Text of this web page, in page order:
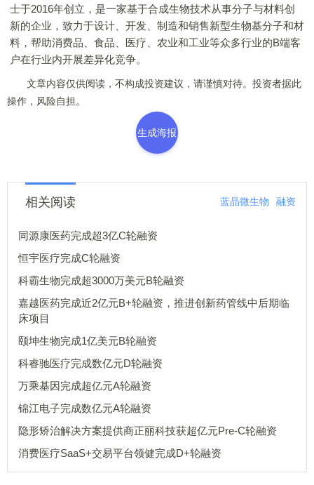
士于2016年创立，是一家基于合成生物技术从事分子与材料创
新的企业，致力于设计、开发、制造和销售新型生物基分子和材
料，帮助消费品、食品、医疗、农业和工业等众多行业的B端客
户在行业内开展差异化竞争。
文章内容仅供阅读，不构成投资建议，请谨慎对待。投资者据此
操作，风险自担。
生成海报
相关阅读 蓝晶微生物 融资
同源康医药完成超3亿C轮融资
恒宇医疗完成C轮融资
科霸生物完成超3000万美元B轮融资
嘉越医药完成近2亿元B+轮融资，推进创新药管线中后期临
床项目
颐坤生物完成1亿美元B轮融资
科睿驰医疗完成数亿元D轮融资
万乘基因完成超亿元A轮融资
锦江电子完成数亿元A轮融资
隐形矫治解决方案提供商正丽科技获超亿元Pre-C轮融资
消费医疗SaaS+交易平台领健完成D+轮融资